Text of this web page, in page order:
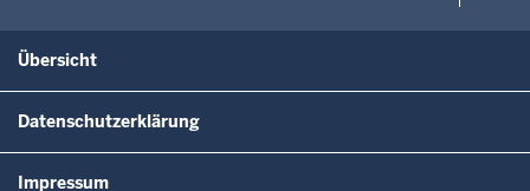
Übersicht
Datenschutzerklärung
Impressum